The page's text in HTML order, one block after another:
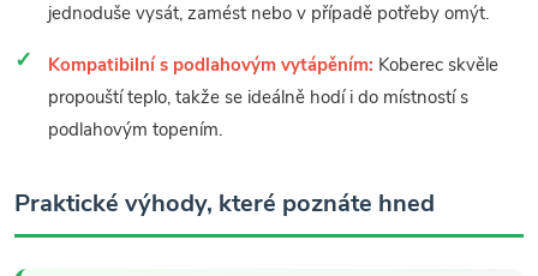
jednoduše vysát, zamést nebo v případě potřeby omýt.
Kompatibilní s podlahovým vytápěním: Koberec skvěle
propouští teplo, takže se ideálně hodí i do místností s
podlahovým topením.
Praktické výhody, které poznáte hned